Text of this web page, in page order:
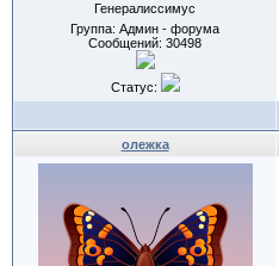
Генералиссимус
Группа: Админ - форума
Сообщений: 30498
Статус:
олежка